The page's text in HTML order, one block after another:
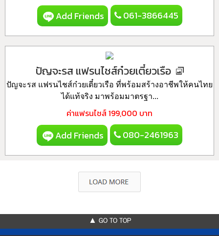
Add Friends 061-3866445
ปัญจะรส แฟรนไชส์ก๋วยเตี๋ยวเรือ
ปัญจะรส แฟรนไชส์ก๋วยเตี๋ยวเรือ ที่พร้อมสร้างอาชีพให้คนไทย
ได้แท้จริง มาพร้อมมาตรฐา...
ค่าแฟรนไชส์ 199,000 บาท
Add Friends 080-2461963
▲ GO TO TOP